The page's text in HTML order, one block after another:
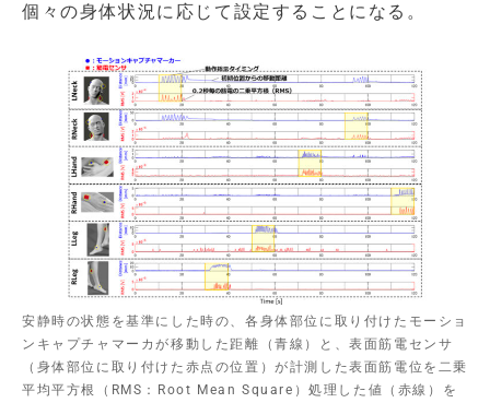
個々の身体状況に応じて設定することになる。
安静時の状態を基準にした時の、各身体部位に取り付けたモーショ
ンキャプチャマーカが移動した距離（青線）と、表面筋電センサ
（身体部位に取り付けた赤点の位置）が計測した表面筋電位を二乗
平均平方根（RMS：Root Mean Square）処理した値（赤線）を